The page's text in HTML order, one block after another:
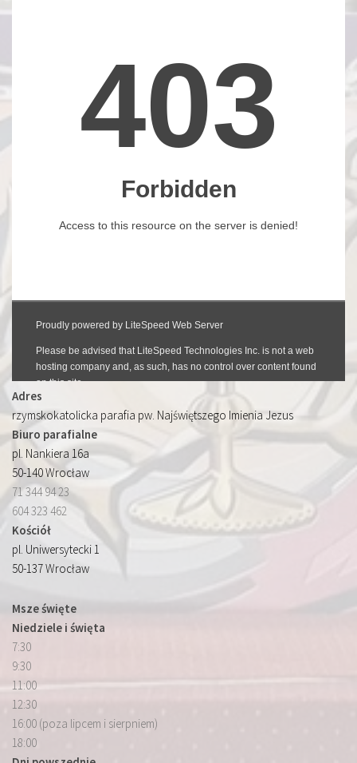
Adres
rzymskokatolicka parafia pw. Najświętszego Imienia Jezus
Biuro parafialne
pl. Nankiera 16a
50-140 Wrocław
71 344 94 23
604 323 462
Kościół
pl. Uniwersytecki 1
50-137 Wrocław
Msze święte
Niedziele i święta
7:30
9:30
11:00
12:30
16:00 (poza lipcem i sierpniem)
18:00